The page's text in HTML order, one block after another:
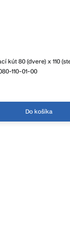
kút 80 (dvere) x 110
110-01-00
Do košíka